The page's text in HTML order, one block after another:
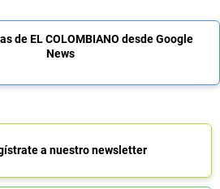
de EL COLOMBIANO desde Google
News
a nuestro newsletter